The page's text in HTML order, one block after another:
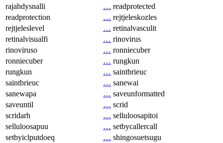
rajahdysnalli
… readprotected
readprotection
… rejtjeleskozles
rejtjeleslevel
… retinalvasculit
retinalvisualfi
… rinovirus
rinoviruso
… ronniecuber
ronniecuber
… rungkun
rungkun
… saintbrieuc
saintbrieuc
… sanewai
sanewapa
… saveunformatted
saveuntil
… scrid
scridarh
… selluloosapitoi
selluloosapuu
… setbycallercall
setbyiclputdoeq
… shingosuetsugu